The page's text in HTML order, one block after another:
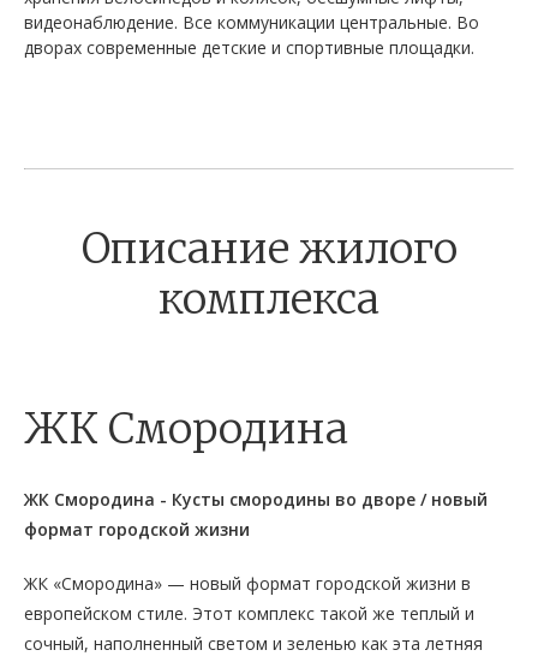
видеонаблюдение. Все коммуникации центральные. Во
дворах современные детские и спортивные площадки.
Описание жилого
комплекса
ЖК Смородина
ЖК Смородина - Кусты смородины во дворе / новый
формат городской жизни
ЖК «Смородина» — новый формат городской жизни в
европейском стиле. Этот комплекс такой же теплый и
сочный, наполненный светом и зеленью как эта летняя